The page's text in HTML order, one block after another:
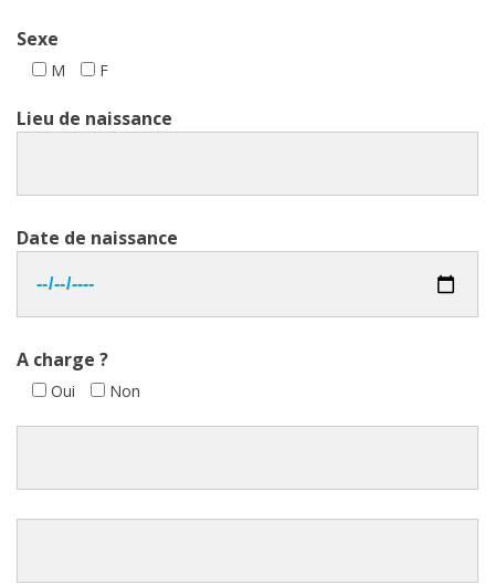
Sexe
M F
Lieu de naissance
Date de naissance
A charge ?
Oui Non